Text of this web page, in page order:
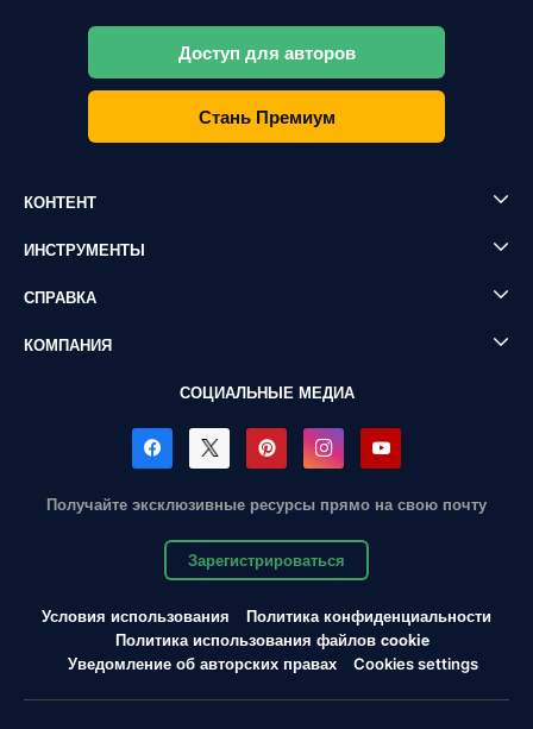
Доступ для авторов
Стань Премиум
КОНТЕНТ
ИНСТРУМЕНТЫ
СПРАВКА
КОМПАНИЯ
СОЦИАЛЬНЫЕ МЕДИА
Получайте эксклюзивные ресурсы прямо на свою почту
Зарегистрироваться
Условия использования
Политика конфиденциальности
Политика использования файлов cookie
Уведомление об авторских правах
Cookies settings